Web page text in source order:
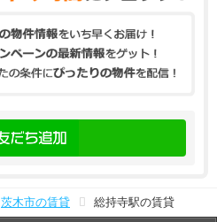
茨木市の賃貸 総持寺駅の賃貸